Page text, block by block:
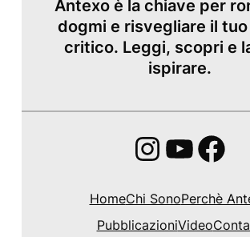
Antexo è la chiave per
dogmi e risvegliare il
critico. Leggi, scopri e
ispirare.
Instagram
YouTube
HomeChi SonoPerchè
PubblicazioniVideo